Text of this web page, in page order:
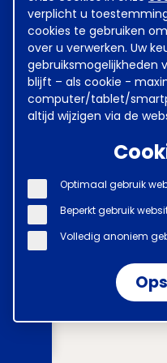
verplicht u
cookies te gebruiken
over u verwerken. Uw
gebruiksmogelijkheden
blijft – als cookie -
computer/tablet/
altijd wijzigen via de
Optimaal gebruik
Beperkt gebruik
Volledig anoniem